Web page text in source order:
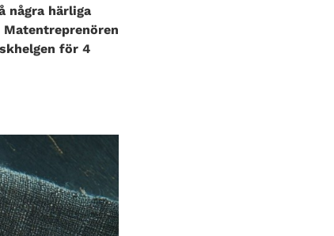
några härliga
Matentreprenören
för 4